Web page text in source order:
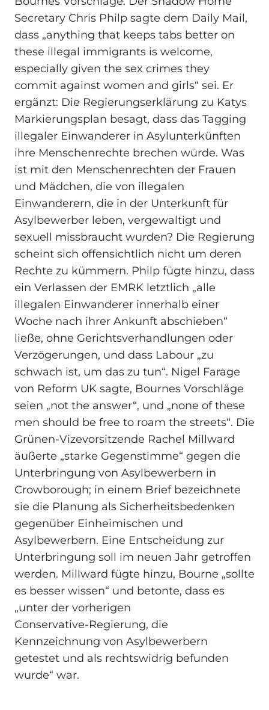
Secretary Chris Philp sagte dem Daily Mail,
dass „anything that keeps tabs better on
these illegal immigrants is welcome,
especially given the sex crimes they
commit against women and girls“ sei. Er
ergänzt: Die Regierungserklärung zu Katys
Markierungsplan besagt, dass das Tagging
illegaler Einwanderer in Asylunterkünften
ihre Menschenrechte brechen würde. Was
ist mit den Menschenrechten der Frauen
und Mädchen, die von illegalen
Einwanderern, die in der Unterkunft für
Asylbewerber leben, vergewaltigt und
sexuell missbraucht wurden? Die Regierung
scheint sich offensichtlich nicht um deren
Rechte zu kümmern. Philp fügte hinzu, dass
ein Verlassen der EMRK letztlich „alle
illegalen Einwanderer innerhalb einer
Woche nach ihrer Ankunft abschieben“
ließe, ohne Gerichtsverhandlungen oder
Verzögerungen, und dass Labour „zu
schwach ist, um das zu tun“. Nigel Farage
von Reform UK sagte, Bournes Vorschläge
seien „not the answer“, und „none of these
men should be free to roam the streets“. Die
Grünen‑Vizevorsitzende Rachel Millward
äußerte „starke Gegenstimme“ gegen die
Unterbringung von Asylbewerbern in
Crowborough; in einem Brief bezeichnete
sie die Planung als Sicherheitsbedenken
gegenüber Einheimischen und
Asylbewerbern. Eine Entscheidung zur
Unterbringung soll im neuen Jahr getroffen
werden. Millward fügte hinzu, Bourne „sollte
es besser wissen“ und betonte, dass es
„unter der vorherigen
Conservative‑Regierung, die
Kennzeichnung von Asylbewerbern
getestet und als rechtswidrig befunden
wurde“ war.